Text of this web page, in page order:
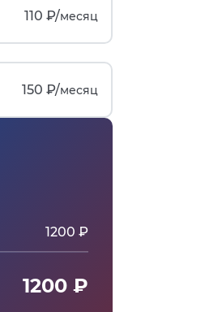
110 ₽/месяц
150 ₽/месяц
1200 ₽
1200 ₽